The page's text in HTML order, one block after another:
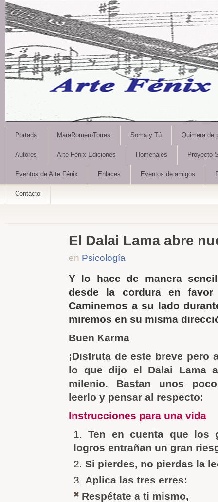
Portada MaraRomeroTorres Soma y Tú Quimera de
Autores Arte Fénix Ediciones Homenajes Proyecto
Eventos de Arte Fénix Enlaces Eventos de amigos
Contacto
El Dalai Lama abre
en Psicología
Y lo hace de manera
desde la cordura en favor
Caminemos a su lado
miremos en su misma
Buen Karma
¡Disfruta de este breve pero
lo que dijo el Dalai Lama
milenio. Bastan unos
leerlo y pensar al respecto:
Instrucciones para una vida
Ten en cuenta que los
logros entrañan un gran
Si pierdes, no pierdas la
Aplica las tres erres:
Respétate a ti mismo,